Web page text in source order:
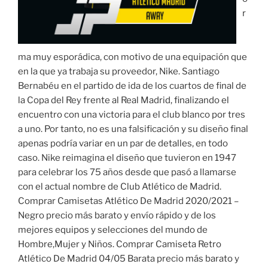
r
ma muy esporádica, con motivo de una equipación que
en la que ya trabaja su proveedor, Nike. Santiago
Bernabéu en el partido de ida de los cuartos de final de
la Copa del Rey frente al Real Madrid, finalizando el
encuentro con una victoria para el club blanco por tres
a uno. Por tanto, no es una falsificación y su diseño final
apenas podría variar en un par de detalles, en todo
caso. Nike reimagina el diseño que tuvieron en 1947
para celebrar los 75 años desde que pasó a llamarse
con el actual nombre de Club Atlético de Madrid.
Comprar Camisetas Atlético De Madrid 2020/2021 –
Negro precio más barato y envío rápido y de los
mejores equipos y selecciones del mundo de
Hombre,Mujer y Niños. Comprar Camiseta Retro
Atlético De Madrid 04/05 Barata precio más barato y